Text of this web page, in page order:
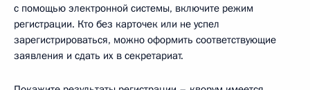
с помощью электронной системы, включите режим
регистрации. Кто без карточек или не успел
зарегистрироваться, можно оформить соответствующие
заявления и сдать их в секретариат.